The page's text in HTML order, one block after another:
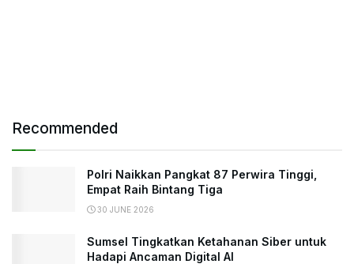
Recommended
Polri Naikkan Pangkat 87 Perwira Tinggi,
Empat Raih Bintang Tiga
30 JUNE 2026
Sumsel Tingkatkan Ketahanan Siber untuk
Hadapi Ancaman Digital AI